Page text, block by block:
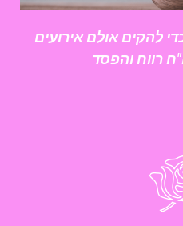
להקים אולם אירועים
והפסד